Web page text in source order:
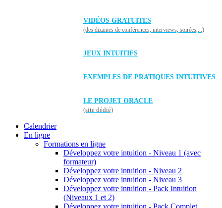
VIDÉOS GRATUITES
(des dizaines de conférences, interviews, soirées,...)
JEUX INTUITIFS
EXEMPLES DE PRATIQUES INTUITIVES
LE PROJET ORACLE
(site dédié)
Calendrier
En ligne
Formations en ligne
Développez votre intuition - Niveau 1 (avec
formateur)
Développez votre intuition - Niveau 2
Développez votre intuition - Niveau 3
Développez votre intuition - Pack Intuition
(Niveaux 1 et 2)
Développez votre intuition - Pack Complet